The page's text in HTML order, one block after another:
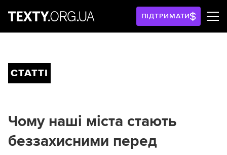
ПІДТРИМАТИ
СТАТТІ
Чому наші міста стають
беззахисними перед